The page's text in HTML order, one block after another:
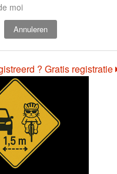
moi
Annuleren
? Gratis registratie